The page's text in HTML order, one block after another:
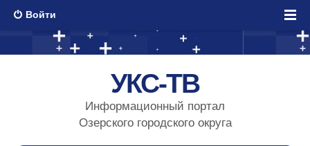
Войти
УКС-ТВ
Информационный портал
Озерского городского округа